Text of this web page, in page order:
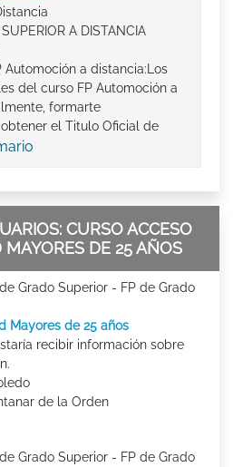
A DISTANCIA
Automoción a distancia:Los
del curso FP Automoción a
formarte
el Titulo Oficial de
CURSO ACCESO
DE 25 AÑOS
Grado Superior - FP de Grado
Mayores de 25 años
recibir información sobre
de la Orden
Grado Superior - FP de Grado